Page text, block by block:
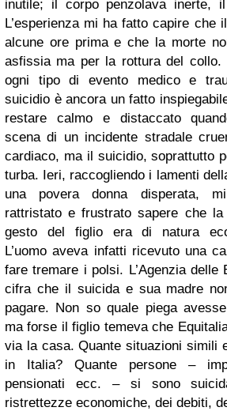
inutile; il corpo penzolava inerte,
L’esperienza mi ha fatto capire che
alcune ore prima e che la morte
asfissia ma per la rottura del collo.
ogni tipo di evento medico e
suicidio è ancora un fatto
restare calmo e distaccato
scena di un incidente stradale
cardiaco, ma il suicidio, soprattutto
turba. Ieri, raccogliendo i lamenti
una povera donna disperata,
rattristato e frustrato sapere che
gesto del figlio era di natura
L’uomo aveva infatti ricevuto una
fare tremare i polsi. L’Agenzia delle
cifra che il suicida e sua madre
pagare. Non so quale piega
ma forse il figlio temeva che
via la casa.Quante situazioni simili
in Italia? Quante persone –
pensionati ecc. – si sono
ristrettezze economiche, dei debiti,